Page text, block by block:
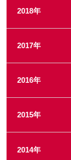
2018年
2017年
2016年
2015年
2014年